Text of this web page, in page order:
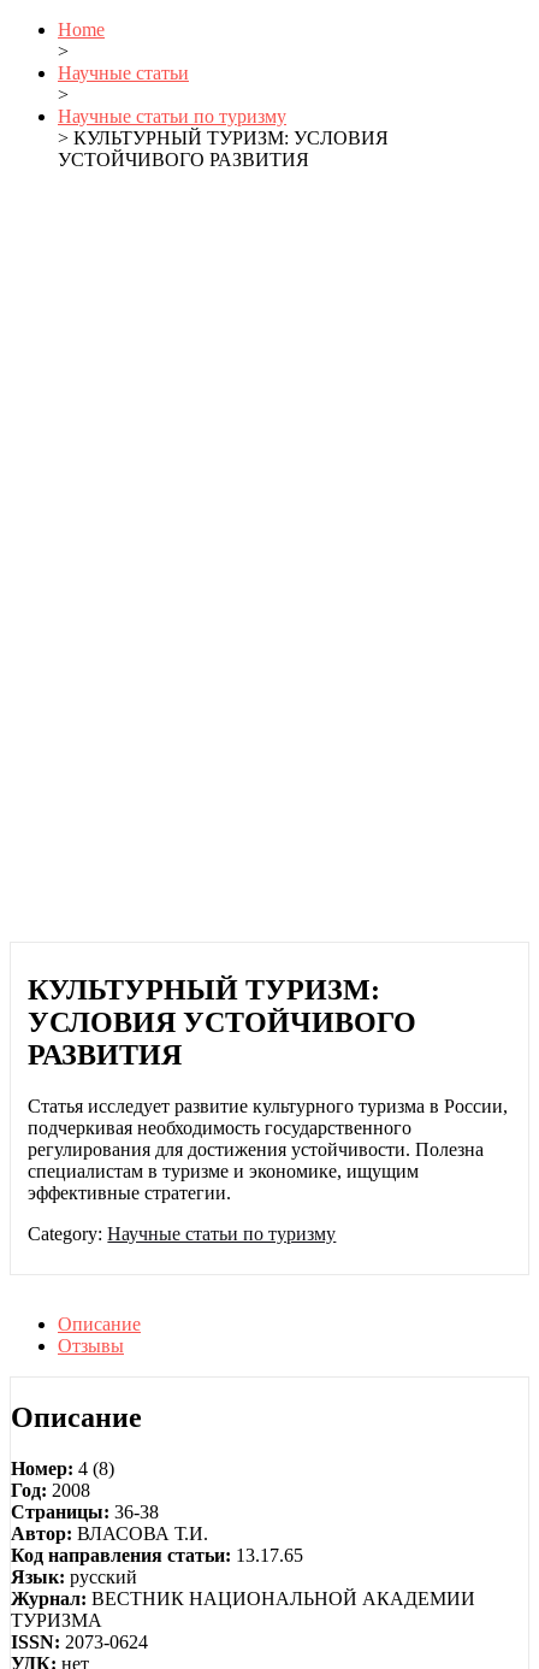
Home
>
Научные статьи
>
Научные статьи по туризму
> КУЛЬТУРНЫЙ ТУРИЗМ: УСЛОВИЯ
УСТОЙЧИВОГО РАЗВИТИЯ
КУЛЬТУРНЫЙ ТУРИЗМ:
УСЛОВИЯ УСТОЙЧИВОГО
РАЗВИТИЯ
Статья исследует развитие культурного туризма в России,
подчеркивая необходимость государственного
регулирования для достижения устойчивости. Полезна
специалистам в туризме и экономике, ищущим
эффективные стратегии.
Category:Научные статьи по туризму
Описание
Отзывы
Описание
Номер: 4 (8)
Год: 2008
Страницы: 36-38
Автор: ВЛАСОВА Т.И.
Код направления статьи: 13.17.65
Язык: русский
Журнал: ВЕСТНИК НАЦИОНАЛЬНОЙ АКАДЕМИИ
ТУРИЗМА
ISSN: 2073-0624
УДК: нет